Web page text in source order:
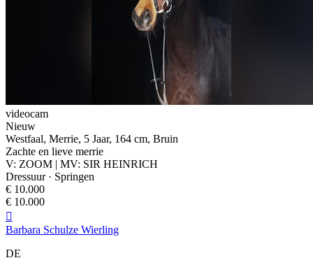
videocam
Nieuw
Westfaal, Merrie, 5 Jaar, 164 cm, Bruin
Zachte en lieve merrie
V: ZOOM | MV: SIR HEINRICH
Dressuur · Springen
€ 10.000
€ 10.000

Barbara Schulze Wierling
DE